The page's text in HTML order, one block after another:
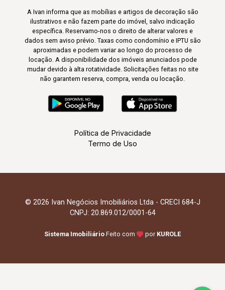
A Ivan informa que as mobílias e artigos de decoração são
ilustrativos e não fazem parte do imóvel, salvo indicação
específica. Reservamo-nos o direito de alterar valores e
dados sem aviso prévio. Taxas como condomínio e IPTU são
aproximadas e podem variar ao longo do processo de
locação. A disponibilidade dos imóveis anunciados pode
mudar devido à alta rotatividade. Solicitações feitas no site
não garantem reserva, compra, venda ou locação.
Política de Privacidade
Termo de Uso
© 2026 Ivan Negócios Imobiliários Ltda - CRECI 684-J
CNPJ: 20.869.012/0001-64
Sistema Imobiliário Feito com por KUROLE